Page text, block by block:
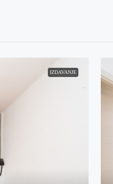
IZDAVANJE